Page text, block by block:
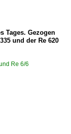
Tages. Gezogen
und der Re 620
Re 6/6